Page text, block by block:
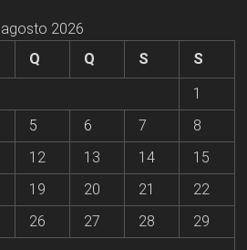
agosto 2026
Q Q S
S
1
5 6 7
8
12 13 14
15
19 20 21
22
26 27 28
29